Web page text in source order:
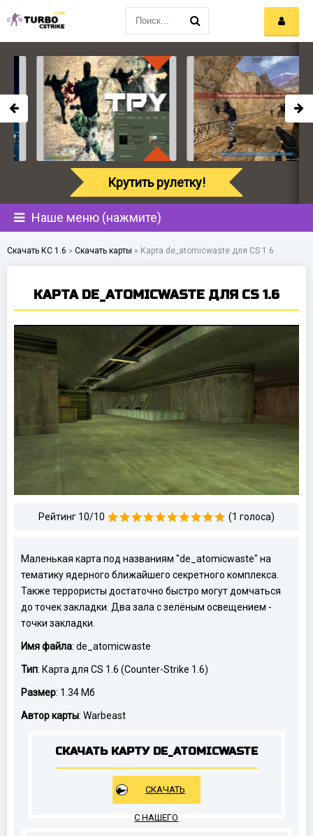
Наше меню (нажмите)
Скачать КС 1.6 » Скачать карты » Карта de_atomicwaste для CS 1.6
КАРТА DE_ATOMICWASTE ДЛЯ CS 1.6
Рейтинг 10/10 (1 голоса)
Маленькая карта под названиям "de_atomicwaste" на
тематику ядерного ближайшего секретного комплекса.
Также террористы достаточно быстро могут домчаться
до точек закладки. Два зала с зелёным освещением -
точки закладки.
Имя файла: de_atomicwaste
Тип: Карта для CS 1.6 (Counter-Strike 1.6)
Размер: 1.34 Мб
Автор карты: Warbeast
СКАЧАТЬ КАРТУ DE_ATOMICWASTE
СКАЧАТЬ
С НАШЕГО
Крутить рулетку!